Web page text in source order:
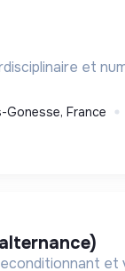
et
Gonesse, France